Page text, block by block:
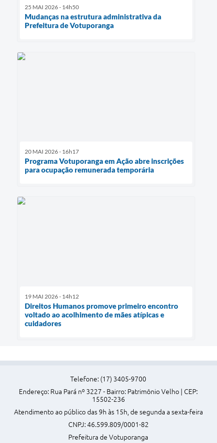
25 MAI 2026 - 14h50
Mudanças na estrutura administrativa da
Prefeitura de Votuporanga
20 MAI 2026 - 16h17
Programa Votuporanga em Ação abre inscrições
para ocupação remunerada temporária
19 MAI 2026 - 14h12
Direitos Humanos promove primeiro encontro
voltado ao acolhimento de mães atípicas e
cuidadores
Telefone: (17) 3405-9700
Endereço: Rua Pará nº 3227 - Bairro: Patrimônio Velho | CEP:
15502-236
Atendimento ao público das 9h às 15h, de segunda a sexta-feira
CNPJ: 46.599.809/0001-82
Prefeitura de Votuporanga